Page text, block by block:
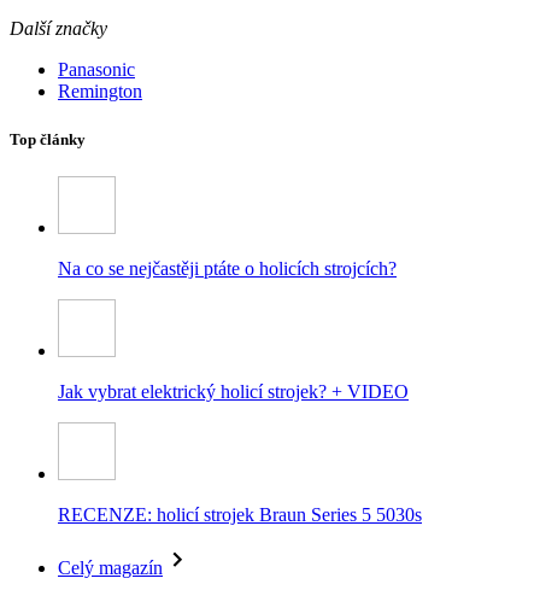
Další značky
Panasonic
Remington
Top články
Na co se nejčastěji ptáte o holicích strojcích?
Jak vybrat elektrický holicí strojek? + VIDEO
RECENZE: holicí strojek Braun Series 5 5030s
Celý magazín